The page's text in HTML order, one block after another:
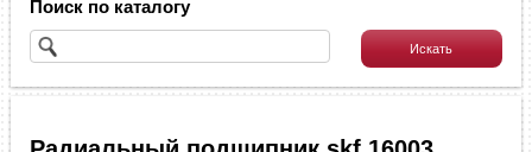
Поиск по каталогу